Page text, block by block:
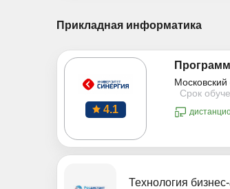
Прикладная информатика
4.1
Срок
Технология